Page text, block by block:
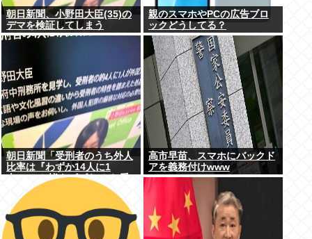
朝日新聞、小野田大臣(35)の
デマを検証してしまう
親のスマホやPCの広告ブロ
ックどうしてる？
朝日新聞「受刑者のうち外人
比率は『わずか14人に1
人』!」と皆をビビらせる 受
刑者の7%が外人…
高市早苗、スマホにバックド
アを義務付けwww